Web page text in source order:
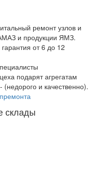
ремонт узлов и
и продукции ЯМЗ.
от 6 до 12
подарят агрегатам
и качественно).
склады